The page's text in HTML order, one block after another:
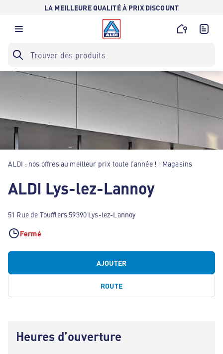
LA MEILLEURE QUALITÉ À PRIX DISCOUNT
ALDI : nos offres au meilleur prix toute l’année ! Magasins
ALDI Lys-lez-Lannoy
51 Rue de Toufflers 59390 Lys-lez-Lannoy
Fermé
AJOUTER
ROUTE
Heures d’ouverture